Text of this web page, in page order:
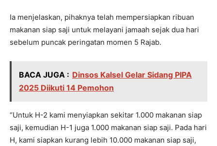
Ia menjelaskan, pihaknya telah mempersiapkan ribuan
makanan siap saji untuk melayani jamaah sejak dua hari
sebelum puncak peringatan momen 5 Rajab.
BACA JUGA : Dinsos Kalsel Gelar Sidang PIPA
2025 Diikuti 14 Pemohon
“Untuk H-2 kami menyiapkan sekitar 1.000 makanan siap
saji, kemudian H-1 juga 1.000 makanan siap saji. Pada hari
H, kami siapkan kurang lebih 10.000 makanan siap saji,